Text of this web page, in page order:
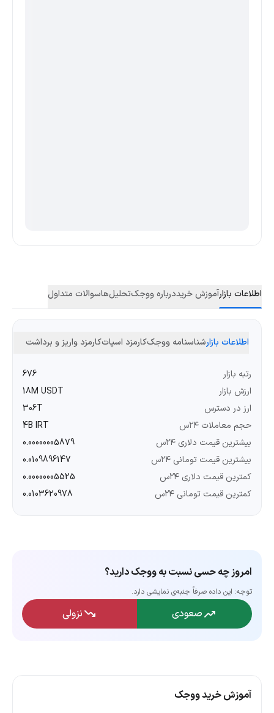
اطلاعات بازارآموزش خریددرباره ووجکتحلیل‌هاسوالات متداول
اطلاعات بازارشناسنامه ووجککارمزد اسپاتکارمزد واریز و برداشت
رتبه بازار
676
ارزش بازار
18M USDT
ارز در دسترس
306T
حجم معاملات ۲۴س
4B IRT
بیشترین قیمت دلاری ۲۴س
0.00000005879
بیشترین قیمت تومانی ۲۴س
0.0109896147
کمترین قیمت دلاری ۲۴س
0.00000005525
کمترین قیمت تومانی ۲۴س
0.0103620978
امروز چه حسی نسبت به ووجک دارید؟
توجه: این داده‌ صرفاً جنبه‌ی نمایشی دارد.
صعودی نزولی
آموزش خرید ووجک